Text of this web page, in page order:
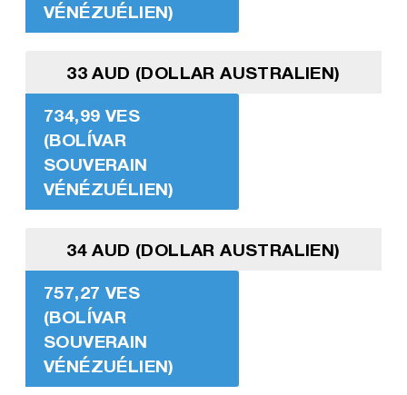
VÉNÉZUÉLIEN)
33 AUD (DOLLAR AUSTRALIEN)
734,99 VES
(BOLÍVAR
SOUVERAIN
VÉNÉZUÉLIEN)
34 AUD (DOLLAR AUSTRALIEN)
757,27 VES
(BOLÍVAR
SOUVERAIN
VÉNÉZUÉLIEN)